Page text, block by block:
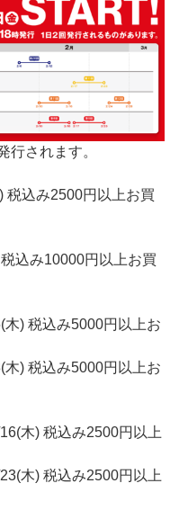
されます。
込み2500円以上お買
込み10000円以上お買
) 税込み5000円以上お
) 税込み5000円以上お
木) 税込み2500円以上
木) 税込み2500円以上